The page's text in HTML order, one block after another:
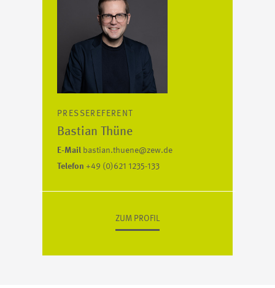
PRESSEREFERENT
Bastian Thüne
E-Mail bastian.thuene@zew.de
Telefon +49 (0)621 1235-133
ZUM PROFIL